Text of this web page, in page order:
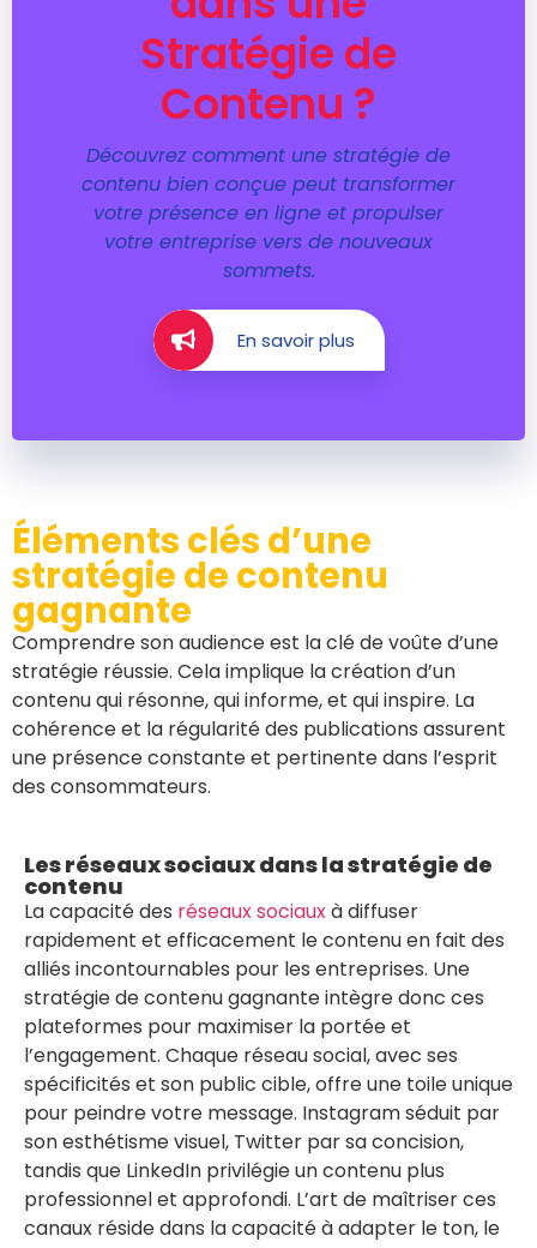
Stratégie de
Contenu ?
Découvrez comment une stratégie de
contenu bien conçue peut transformer
votre présence en ligne et propulser
votre entreprise vers de nouveaux
sommets.
En savoir plus
Éléments clés d’une
stratégie de contenu
gagnante
Comprendre son audience est la clé de voûte d’une
stratégie réussie. Cela implique la création d’un
contenu qui résonne, qui informe, et qui inspire. La
cohérence et la régularité des publications assurent
une présence constante et pertinente dans l’esprit
des consommateurs.
Les réseaux sociaux dans la stratégie de
contenu
La capacité des réseaux sociauxà diffuser
rapidement et efficacement le contenu en fait des
alliés incontournables pour les entreprises. Une
stratégie de contenu gagnante intègre donc ces
plateformes pour maximiser la portée et
l’engagement. Chaque réseau social, avec ses
spécificités et son public cible, offre une toile unique
pour peindre votre message. Instagram séduit par
son esthétisme visuel, Twitter par sa concision,
tandis que LinkedIn privilégie un contenu plus
professionnel et approfondi. L’art de maîtriser ces
canaux réside dans la capacité à adapter le ton, le